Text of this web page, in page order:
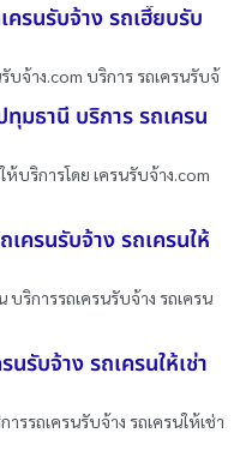
ครนรับจ้าง รถเฮี๊ยบรับ
บจ้าง.com บริการ รถเครนรับจ้
มธานี บริการ รถเครน
บริการโดย เครนรับจ้าง.com
ครนรับจ้าง รถเครนให้
ริการรถเครนรับจ้าง รถเครน
รับจ้าง รถเครนให้เช่า
รรถเครนรับจ้าง รถเครนให้เช่า